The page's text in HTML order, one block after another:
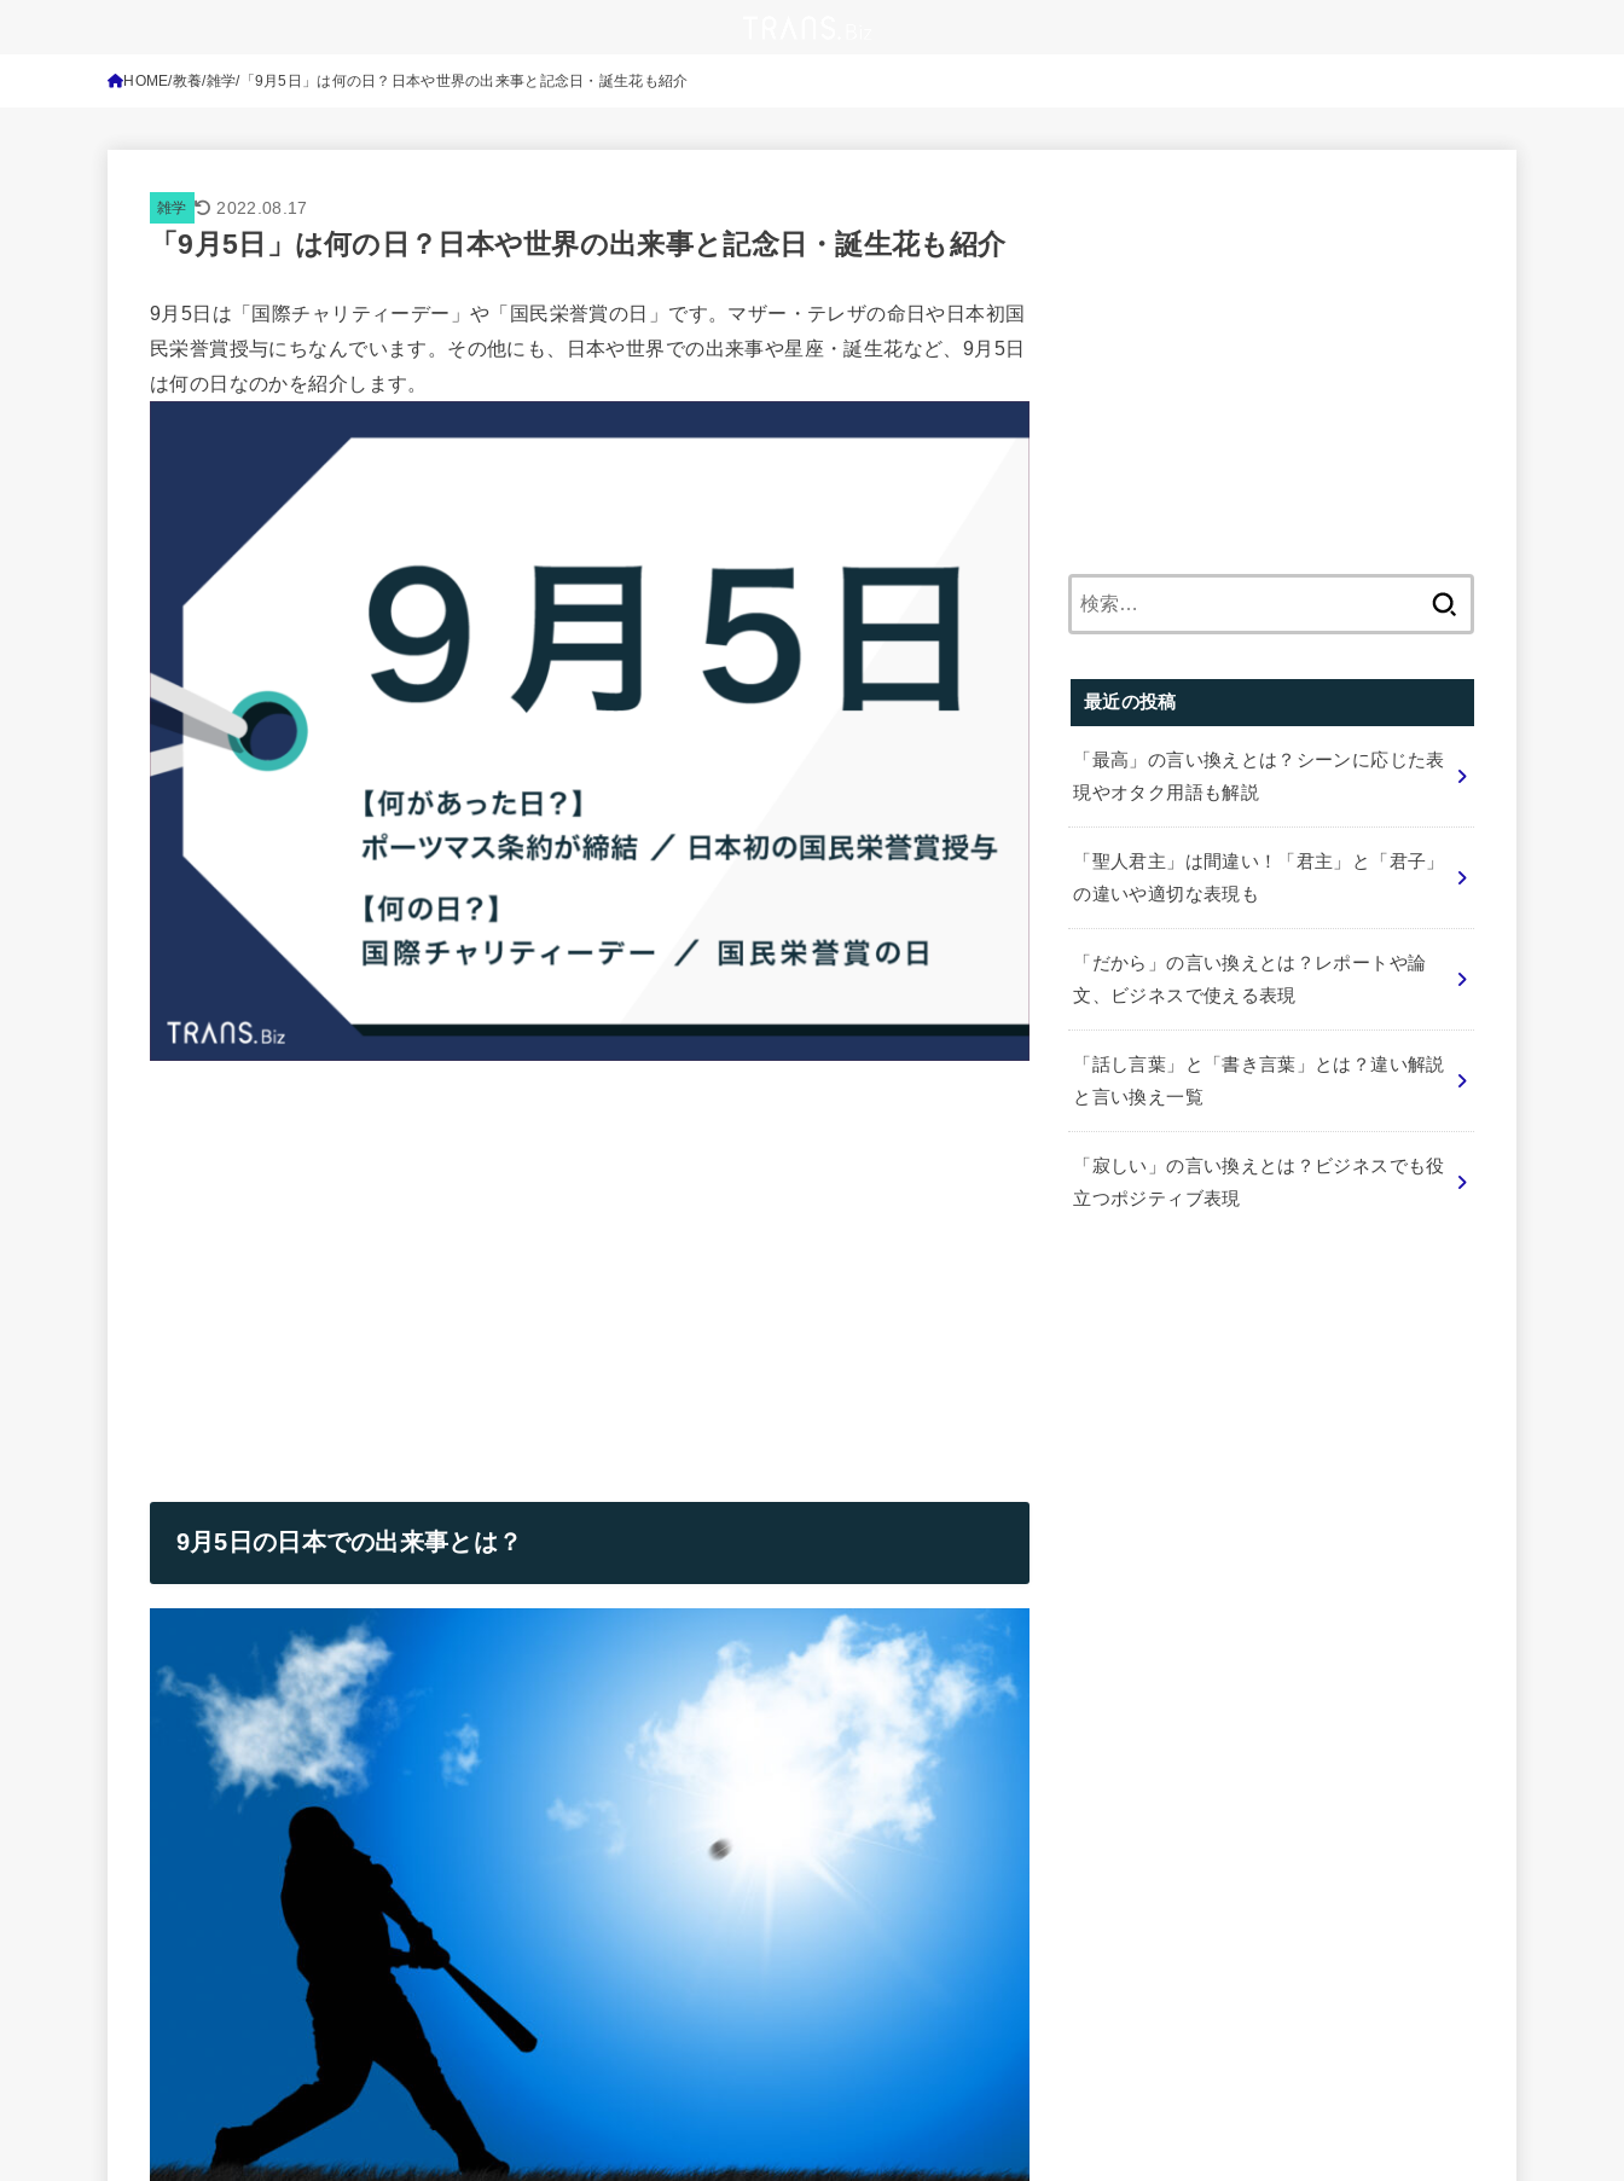
HOME 教養 雑学 「9月5日」は何の日？日本や世界の出来事と記念日・誕生花も紹介
雑学 2022.08.17
「9月5日」は何の日？日本や世界の出来事と記念日・誕生花も紹介
9月5日は「国際チャリティーデー」や「国民栄誉賞の日」です。マザー・テレザの命日や日本初国
民栄誉賞授与にちなんでいます。その他にも、日本や世界での出来事や星座・誕生花など、9月5日
は何の日なのかを紹介します。
9月5日 の日本での出来事とは？
最近の投稿
「最高」の言い換えとは？シーンに応じた表
現やオタク用語も解説
「聖人君主」は間違い！「君主」と「君子」
の違いや適切な表現も
「だから」の言い換えとは？レポートや論
文、ビジネスで使える表現
「話し言葉」と「書き言葉」とは？違い解説
と言い換え一覧
「寂しい」の言い換えとは？ビジネスでも役
立つポジティブ表現